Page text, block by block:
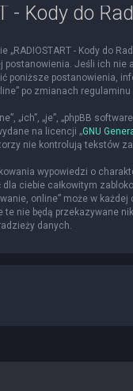
- Kody do
„RADIOSTART - Kody do
Jeśli ich nie
poniższe postanowienia,
po zmianach
„ich”, „je”, „phpBB
na licencji „GNU
nie kontrolują tekstów
wypowiedzi o
ciebie całkowitym
online” może w
nie będą przekazywane
danych.